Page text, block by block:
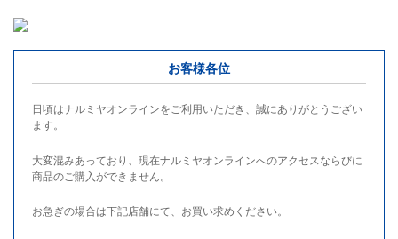
お客様各位
日頃はナルミヤオンラインをご利用いただき、誠にありがとうござい
ます。
大変混みあっており、現在ナルミヤオンラインへのアクセスならびに
商品のご購入ができません。
お急ぎの場合は下記店舗にて、お買い求めください。